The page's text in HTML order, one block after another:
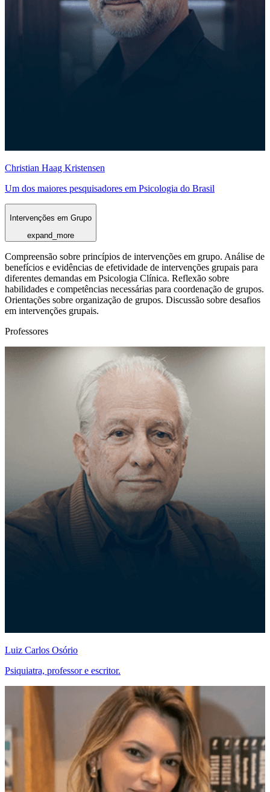
Christian Haag Kristensen
Um dos maiores pesquisadores em Psicologia do Brasil
Intervenções em Grupo
expand_more
Compreensão sobre princípios de intervenções em grupo. Análise de
benefícios e evidências de efetividade de intervenções grupais para
diferentes demandas em Psicologia Clínica. Reflexão sobre
habilidades e competências necessárias para coordenação de grupos.
Orientações sobre organização de grupos. Discussão sobre desafios
em intervenções grupais.
Professores
Luiz Carlos Osório
Psiquiatra, professor e escritor.